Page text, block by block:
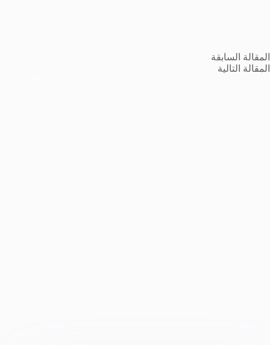
المقالة السابقة
المقالة التالية